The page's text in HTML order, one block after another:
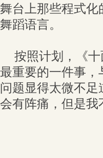
舞台上那些程式
舞蹈语言。
按照计划，《
最重要的一件事，
问题显得太微不
会有阵痛，但是我